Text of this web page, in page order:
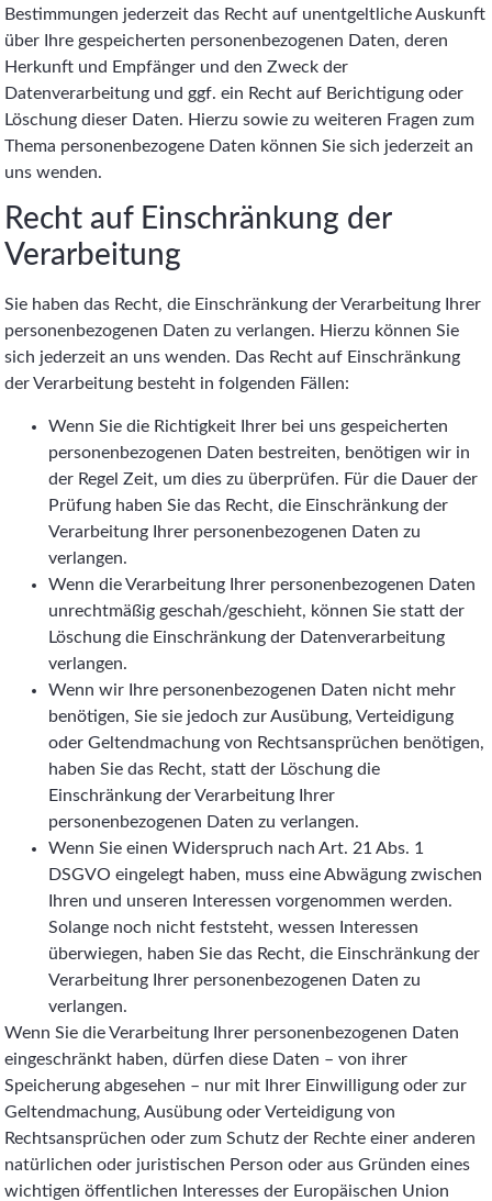
Bestimmungen jederzeit das Recht auf unentgeltliche Auskunft
über Ihre gespeicherten personenbezogenen Daten, deren
Herkunft und Empfänger und den Zweck der
Datenverarbeitung und ggf. ein Recht auf Berichtigung oder
Löschung dieser Daten. Hierzu sowie zu weiteren Fragen zum
Thema personenbezogene Daten können Sie sich jederzeit an
uns wenden.
Recht auf Einschränkung der
Verarbeitung
Sie haben das Recht, die Einschränkung der Verarbeitung Ihrer
personenbezogenen Daten zu verlangen. Hierzu können Sie
sich jederzeit an uns wenden. Das Recht auf Einschränkung
der Verarbeitung besteht in folgenden Fällen:
Wenn Sie die Richtigkeit Ihrer bei uns gespeicherten
personenbezogenen Daten bestreiten, benötigen wir in
der Regel Zeit, um dies zu überprüfen. Für die Dauer der
Prüfung haben Sie das Recht, die Einschränkung der
Verarbeitung Ihrer personenbezogenen Daten zu
verlangen.
Wenn die Verarbeitung Ihrer personenbezogenen Daten
unrechtmäßig geschah/geschieht, können Sie statt der
Löschung die Einschränkung der Datenverarbeitung
verlangen.
Wenn wir Ihre personenbezogenen Daten nicht mehr
benötigen, Sie sie jedoch zur Ausübung, Verteidigung
oder Geltendmachung von Rechtsansprüchen benötigen,
haben Sie das Recht, statt der Löschung die
Einschränkung der Verarbeitung Ihrer
personenbezogenen Daten zu verlangen.
Wenn Sie einen Widerspruch nach Art. 21 Abs. 1
DSGVO eingelegt haben, muss eine Abwägung zwischen
Ihren und unseren Interessen vorgenommen werden.
Solange noch nicht feststeht, wessen Interessen
überwiegen, haben Sie das Recht, die Einschränkung der
Verarbeitung Ihrer personenbezogenen Daten zu
verlangen.
Wenn Sie die Verarbeitung Ihrer personenbezogenen Daten
eingeschränkt haben, dürfen diese Daten – von ihrer
Speicherung abgesehen – nur mit Ihrer Einwilligung oder zur
Geltendmachung, Ausübung oder Verteidigung von
Rechtsansprüchen oder zum Schutz der Rechte einer anderen
natürlichen oder juristischen Person oder aus Gründen eines
wichtigen öffentlichen Interesses der Europäischen Union